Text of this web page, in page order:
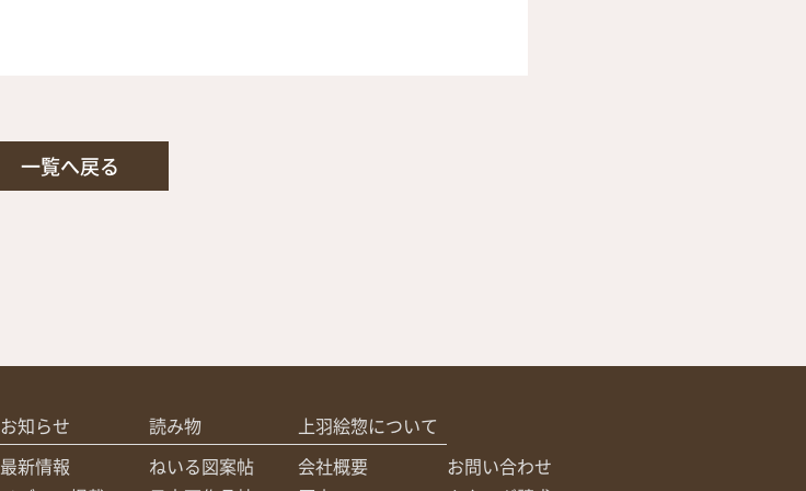
一覧へ戻る
お知らせ
最新情報
読み物
ねいる図案帖
上羽絵惣について
会社概要
お問い合わせ